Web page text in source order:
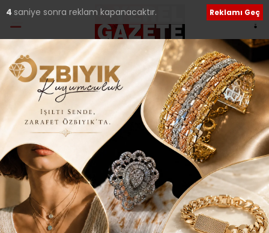
Ana Sayfa›Güncel
TAŞTAN OTO, ARACINIZ
İÇİN ARADIĞINIZ EN
DOĞRU MERKEZ..
2 saniye sonra reklam kapanacaktır. Reklamı Geç